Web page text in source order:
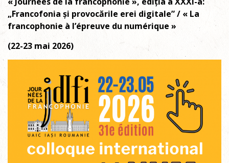
„Francofonia și provocările erei digitale” / « La
francophonie à l’épreuve du numérique »
(22-23 mai 2026)